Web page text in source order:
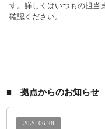
す。詳しくはいつもの担当
確認ください。
■ 拠点からのお知らせ
2026.06.28